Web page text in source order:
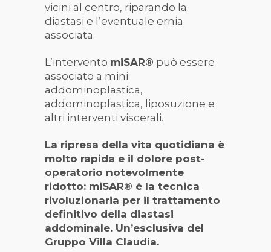
vicini al centro, riparando la
diastasi e l’eventuale ernia
associata.
L’intervento miSAR® può essere
associato a mini
addominoplastica,
addominoplastica, liposuzione e
altri interventi viscerali.
La ripresa della vita quotidiana è
molto rapida e il dolore post-
operatorio notevolmente
ridotto: miSAR® è la tecnica
rivoluzionaria per il trattamento
definitivo della diastasi
addominale. Un’esclusiva del
Gruppo Villa Claudia.